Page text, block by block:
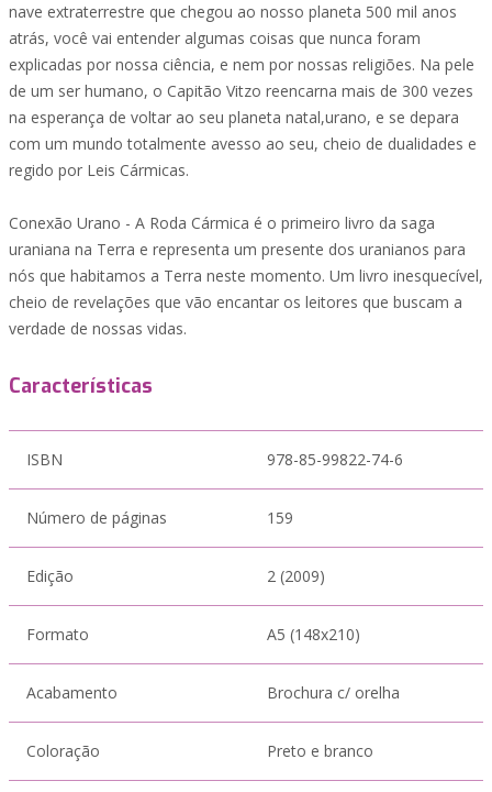
nave extraterrestre que chegou ao nosso planeta 500 mil anos
atrás, você vai entender algumas coisas que nunca foram
explicadas por nossa ciência, e nem por nossas religiões. Na pele
de um ser humano, o Capitão Vitzo reencarna mais de 300 vezes
na esperança de voltar ao seu planeta natal,urano, e se depara
com um mundo totalmente avesso ao seu, cheio de dualidades e
regido por Leis Cármicas.
Conexão Urano - A Roda Cármica é o primeiro livro da saga
uraniana na Terra e representa um presente dos uranianos para
nós que habitamos a Terra neste momento. Um livro inesquecível,
cheio de revelações que vão encantar os leitores que buscam a
verdade de nossas vidas.
Características
ISBN 978-85-99822-74-6
Número de páginas 159
Edição 2 (2009)
Formato A5 (148x210)
Acabamento Brochura c/ orelha
Coloração Preto e branco